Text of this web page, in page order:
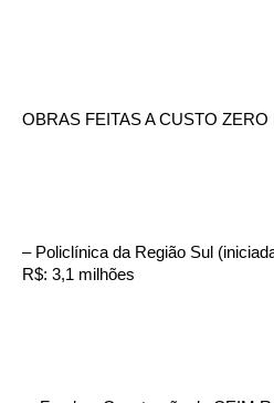
OBRAS FEITAS A CUSTO
– Policlínica da Região Sul
R$: 3,1 milhões